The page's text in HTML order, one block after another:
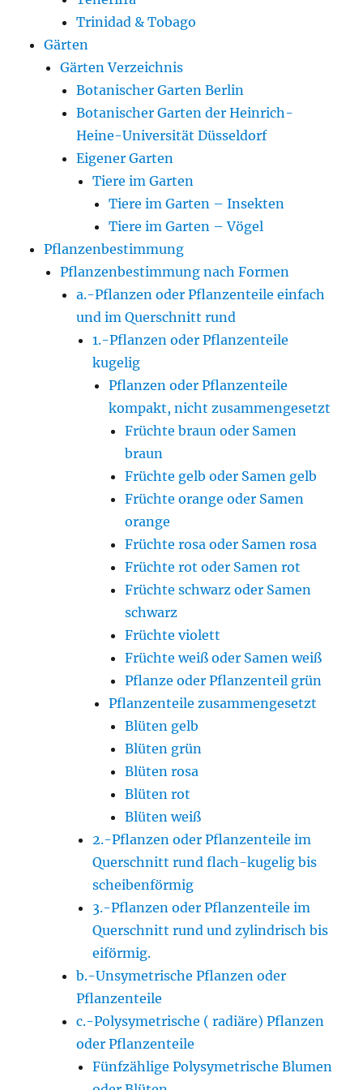
Trinidad & Tobago
Gärten
Gärten Verzeichnis
Botanischer Garten Berlin
Botanischer Garten der Heinrich-
Heine-Universität Düsseldorf
Eigener Garten
Tiere im Garten
Tiere im Garten – Insekten
Tiere im Garten – Vögel
Pflanzenbestimmung
Pflanzenbestimmung nach Formen
a.-Pflanzen oder Pflanzenteile einfach
und im Querschnitt rund
1.-Pflanzen oder Pflanzenteile
kugelig
Pflanzen oder Pflanzenteile
kompakt, nicht zusammengesetzt
Früchte braun oder Samen
braun
Früchte gelb oder Samen gelb
Früchte orange oder Samen
orange
Früchte rosa oder Samen rosa
Früchte rot oder Samen rot
Früchte schwarz oder Samen
schwarz
Früchte violett
Früchte weiß oder Samen weiß
Pflanze oder Pflanzenteil grün
Pflanzenteile zusammengesetzt
Blüten gelb
Blüten grün
Blüten rosa
Blüten rot
Blüten weiß
2.-Pflanzen oder Pflanzenteile im
Querschnitt rund flach-kugelig bis
scheibenförmig
3.-Pflanzen oder Pflanzenteile im
Querschnitt rund und zylindrisch bis
eiförmig.
b.-Unsymetrische Pflanzen oder
Pflanzenteile
c.-Polysymetrische ( radiäre) Pflanzen
oder Pflanzenteile
Fünfzählige Polysymetrische Blumen